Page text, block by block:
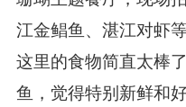
江金鲳鱼、湛江对虾
这里的食物简直太棒
鱼，觉得特别新鲜和